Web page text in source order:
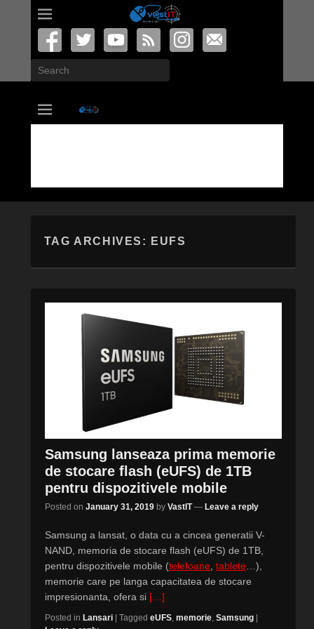
Search
vastIT.ro
Blog de Tehnologie
TAG ARCHIVES: EUFS
Samsung lanseaza prima memorie
de stocare flash (eUFS) de 1TB
pentru dispozitivele mobile
Posted on January 31, 2019 by VastIT — Leave a reply
Samsung a lansat, o data cu a cincea generatii V-
NAND, memoria de stocare flash (eUFS) de 1TB,
pentru dispozitivele mobile (telefoane tablete …),
memorie care pe langa capacitatea de stocare
impresionanta, ofera si […]
Posted in Lansari | Tagged eUFS memorie Samsung |